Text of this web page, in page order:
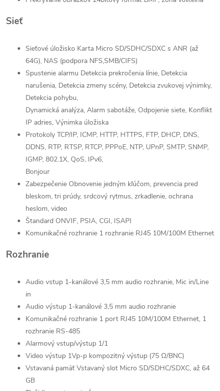
Sieť
Sieťové úložisko Karta Micro SD/SDHC/SDXC s ANR (až
64G), NAS (podpora NFS,SMB/CIFS)
Spustenie alarmu Detekcia prekročenia línie, Detekcia
narušenia, Detekcia zmeny scény, Detekcia zvukovej výnimky,
Detekcia pohybu,
Dynamická analýza, Alarm sabotáže, Odpojenie siete, Konflikt
IP adries, Výnimka úložiska
Protokoly TCP/IP, ICMP, HTTP, HTTPS, FTP, DHCP, DNS,
DDNS, RTP, RTSP, RTCP, PPPoE, NTP, UPnP, SMTP, SNMP,
IGMP, 802.1X, QoS, IPv6,
Bonjour
Zabezpečenie Obnovenie jedným kľúčom, prevencia pred
bleskom, tri prúdy, srdcový rytmus, zrkadlenie, ochrana
heslom, video
Štandard ONVIF, PSIA, CGI, ISAPI
Komunikačné rozhranie 1 rozhranie RJ45 10M/100M Ethernet
Rozhranie
Audio vstup 1-kanálové 3,5 mm audio rozhranie, Mic in/Line
in
Audio výstup 1-kanálové 3,5 mm audio rozhranie
Komunikačné rozhranie 1 port RJ45 10M/100M Ethernet, 1
rozhranie RS-485
Alarmový vstup/výstup 1/1
Video výstup 1Vp-p kompozitný výstup (75 Ω/BNC)
Vstavaná pamäť Vstavaný slot Micro SD/SDHC/SDXC, až 64
GB